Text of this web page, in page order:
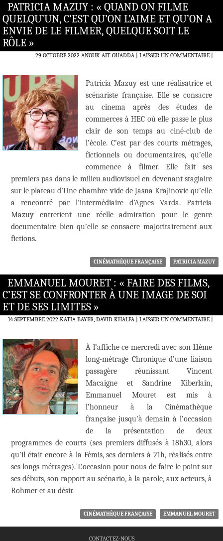
PATRICIA MAZUY : « QUAND ON FILME
QUELQU’UN, C’EST QU’ON L’AIME ET QU’ON A
ENVIE DE LE FILMER, QUELQUE SOIT LE
RÔLE »
29 OCTOBRE 2022 ANOUK AIT OUADDA LAISSER UN COMMENTAIRE|
Patricia Mazuy est une réalisatrice et
scénariste française. Elle se consacre
au cinema après des études de
commerces à HEC où elle passe le plus
clair de son temps au ciné-club de
l’école. C’est par des courts métrages,
fictionnels ou documentaires, qu’elle
commence à filmer. Elle fait ses
premiers pas dans le milieu audiovisuel en devenant stagiaire
sur le plateau d’Une chambre vide de Jasna Krajinovic qu’elle
a rencontré par l’intermédiaire d’Agnes Varda. Patricia
Mazuy entretient une réelle admiration pour le genre
documentaire bien qu’elle se consacre majoritairement aux
fictions.
CINÉMATHÈQUE FRANÇAISE PATRICIA MAZUY
EMMANUEL MOURET : « FAIRE DES FILMS,
C’EST SE CONFRONTER À UNE IMAGE DE SOI
ET DE SES LIMITES »
14 SEPTEMBRE 2022 KATIA BAYER, DAVID KHALFA LAISSER UN COMMENTAIRE|
À l’affiche ce mercredi avec son 11ème
long-métrage Chronique d’une liaison
passagère réunissant Vincent
Macaigne et Sandrine Kiberlain,
Emmanuel Mouret est mis à
l’honneur à la Cinémathèque
française jusqu’à demain à l’occasion
de la présentation de deux
programmes de courts (ses premiers diffusés à 18h30, alors
qu’il était encore à la Fémis, ses derniers à 21h, réalisés entre
ses longs-métrages). L’occasion pour nous de faire le point sur
ses débuts, son rapport au scénario, à la parole, aux acteurs, à
Rohmer et au désir.
CINÉMATHÈQUE FRANÇAISE EMMANUEL MOURET
CONTACTEZ-NOUS